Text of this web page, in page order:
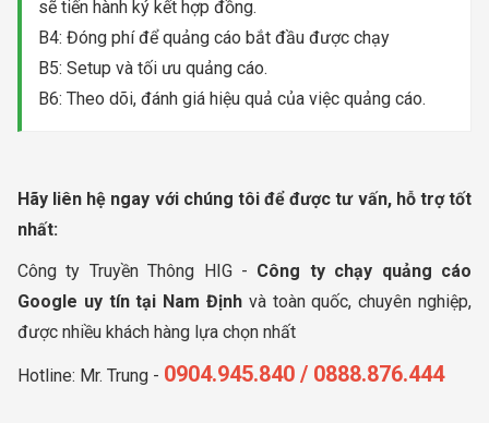
sẽ tiến hành ký kết hợp đồng.
B4: Đóng phí để quảng cáo bắt đầu được chạy
B5: Setup và tối ưu quảng cáo.
B6: Theo dõi, đánh giá hiệu quả của việc quảng cáo.
Hãy liên hệ ngay với chúng tôi để được tư vấn, hỗ trợ tốt
nhất:
Công ty Truyền Thông HIG - Công ty chạy quảng cáo
Google uy tín tại Nam Định và toàn quốc, chuyên nghiệp,
được nhiều khách hàng lựa chọn nhất
Hotline: Mr. Trung - 0904.945.840 / 0888.876.444